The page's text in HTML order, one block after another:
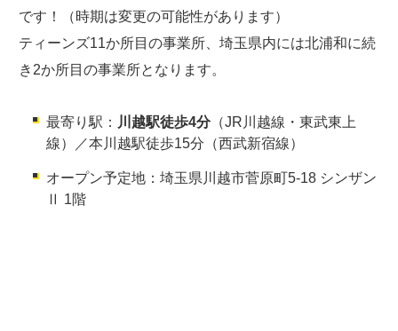
です！（時期は変更の可能性があります）
ティーンズ11か所目の事業所、埼玉県内には北浦和に続
き2か所目の事業所となります。
最寄り駅： 川越駅徒歩4分（JR川越線・東武東上
線）／本川越駅徒歩15分（西武新宿線）
オープン予定地：埼玉県川越市菅原町5-18 シンザン
Ⅱ 1階